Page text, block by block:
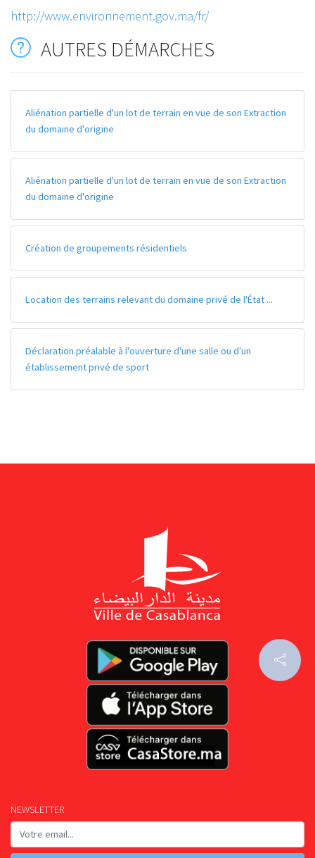
http://www.environnement.gov.ma/fr/
AUTRES DÉMARCHES
Aliénation partielle d'un lot de terrain en vue de son Extraction
du domaine d'origine
Aliénation partielle d'un lot de terrain en vue de son Extraction
du domaine d'origine
Création de groupements résidentiels
Location des terrains relevant du domaine privé de l'État ...
Déclaration préalable à l'ouverture d'une salle ou d'un
établissement privé de sport
NEWSLETTER